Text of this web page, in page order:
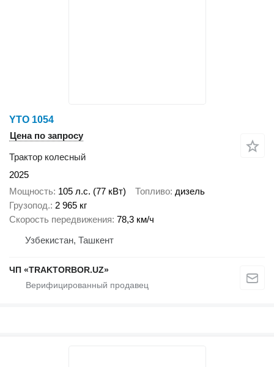
YTO 1054
Цена по запросу
Трактор колесный
2025
Мощность 105 л.с. (77 кВт) Топливо дизель
Грузопод. 2 965 кг
Скорость передвижения 78,3 км/ч
Узбекистан, Ташкент
ЧП «TRAKTORBOR.UZ»